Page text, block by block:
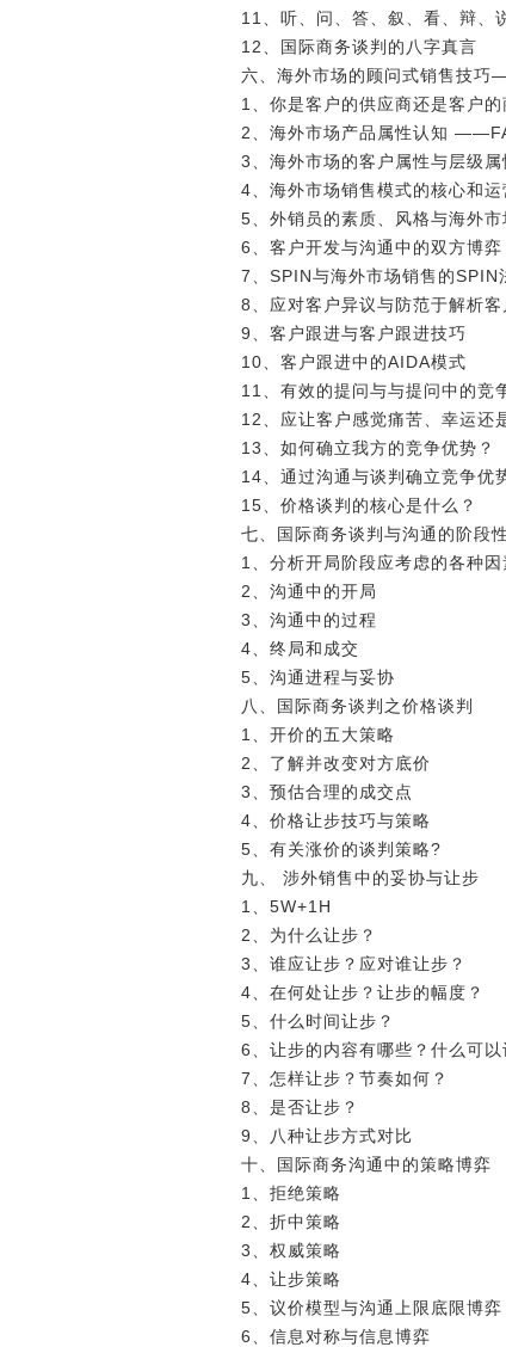
11、听、问、答、叙、看、辩、
12、国际商务谈判的八字真言
六、海外市场的顾问式销售技巧
1、你是客户的供应商还是客户的
2、海外市场产品属性认知
3、海外市场的客户属性与层级属
4、海外市场销售模式的核心和运
5、外销员的素质、风格与海外
6、客户开发与沟通中的双方博
7、SPIN与海外市场销售的SPIN
8、应对客户异议与防范于解析客
9、客户跟进与客户跟进技巧
10、客户跟进中的AIDA模式
11、有效的提问与与提问中的竞
12、应让客户感觉痛苦、幸运还
13、如何确立我方的竞争优势？
14、通过沟通与谈判确立竞争优
15、价格谈判的核心是什么？
七、国际商务谈判与沟通的阶段
1、分析开局阶段应考虑的各种因
2、沟通中的开局
3、沟通中的过程
4、终局和成交
5、沟通进程与妥协
八、国际商务谈判之价格谈判
1、开价的五大策略
2、了解并改变对方底价
3、预估合理的成交点
4、价格让步技巧与策略
5、有关涨价的谈判策略?
九、 涉外销售中的妥协与让步
1、5W+1H
2、为什么让步？
3、谁应让步？应对谁让步？
4、在何处让步？让步的幅度？
5、什么时间让步？
6、让步的内容有哪些？什么可
7、怎样让步？节奏如何？
8、是否让步？
9、八种让步方式对比
十、国际商务沟通中的策略博弈
1、拒绝策略
2、折中策略
3、权威策略
4、让步策略
5、议价模型与沟通上限底限博弈
6、信息对称与信息博弈